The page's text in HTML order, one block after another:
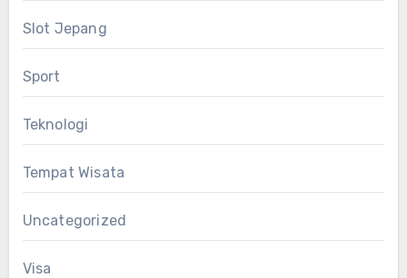
Slot Jepang
Sport
Teknologi
Tempat Wisata
Uncategorized
Visa